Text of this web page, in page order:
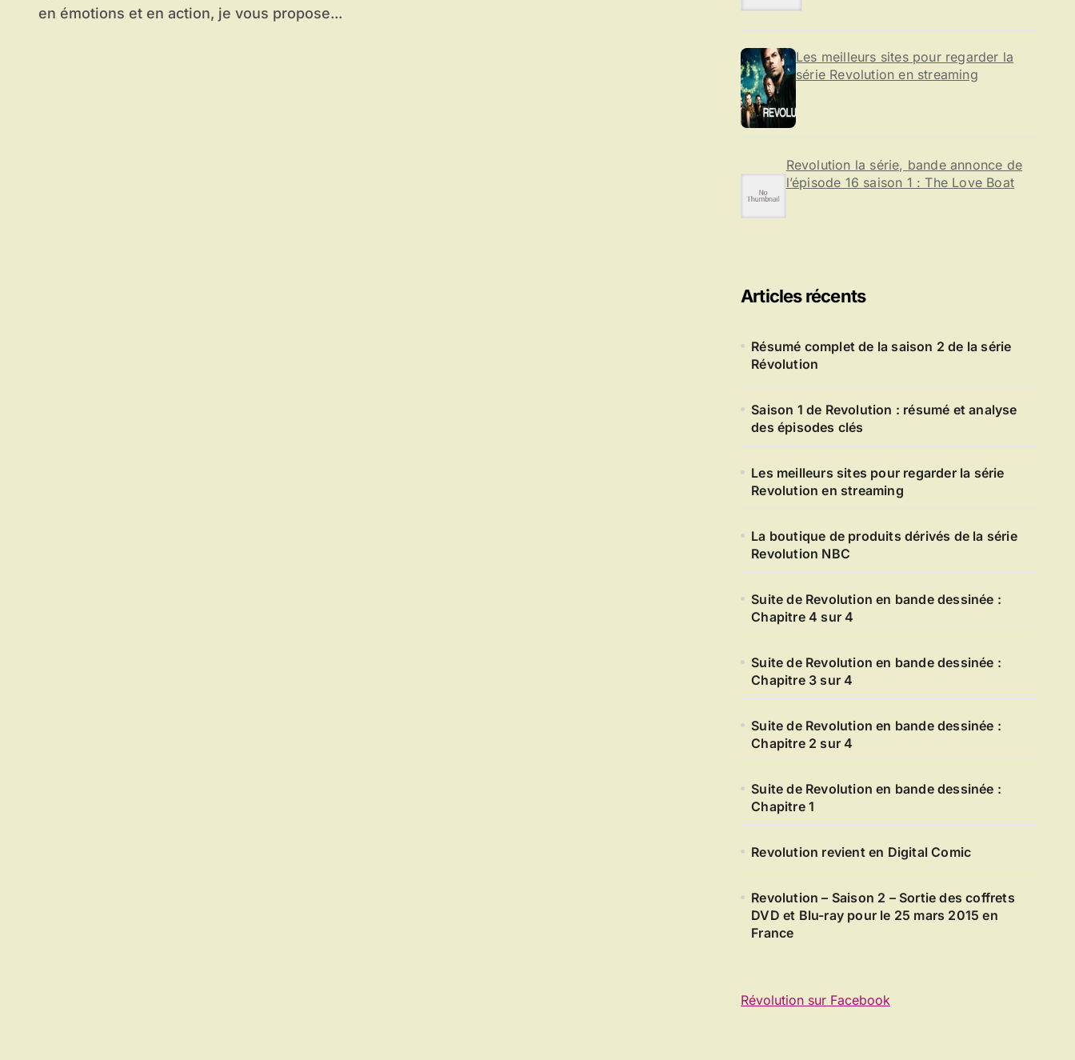
en émotions et en action, je vous propose...
Les meilleurs sites pour regarder la
série Revolution en streaming
Revolution la série, bande annonce de
l’épisode 16 saison 1 : The Love Boat
Articles récents
Résumé complet de la saison 2 de la série
Révolution
Saison 1 de Revolution : résumé et analyse
des épisodes clés
Les meilleurs sites pour regarder la série
Revolution en streaming
La boutique de produits dérivés de la série
Revolution NBC
Suite de Revolution en bande dessinée :
Chapitre 4 sur 4
Suite de Revolution en bande dessinée :
Chapitre 3 sur 4
Suite de Revolution en bande dessinée :
Chapitre 2 sur 4
Suite de Revolution en bande dessinée :
Chapitre 1
Revolution revient en Digital Comic
Revolution – Saison 2 – Sortie des coffrets
DVD et Blu-ray pour le 25 mars 2015 en
France
Révolution sur Facebook